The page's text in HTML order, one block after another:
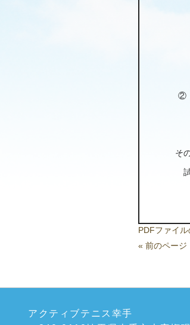
②
そ
PDFファイ
« 前のページ
アクティブテニス幸手